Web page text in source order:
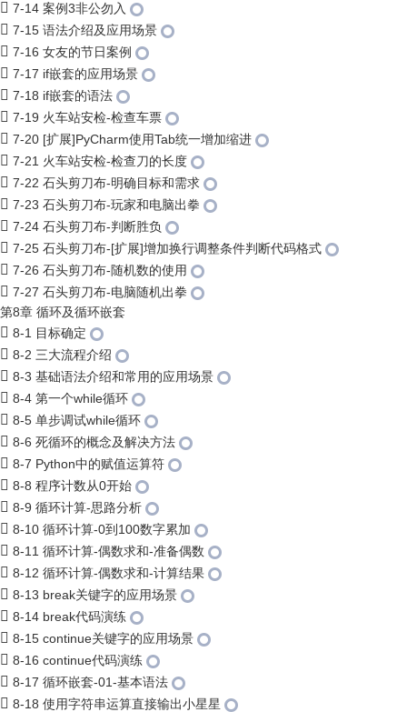
7-14 案例3非公勿入
7-15 语法介绍及应用场景
7-16 女友的节日案例
7-17 if嵌套的应用场景
7-18 if嵌套的语法
7-19 火车站安检-检查车票
7-20 [扩展]PyCharm使用Tab统一增加缩进
7-21 火车站安检-检查刀的长度
7-22 石头剪刀布-明确目标和需求
7-23 石头剪刀布-玩家和电脑出拳
7-24 石头剪刀布-判断胜负
7-25 石头剪刀布-[扩展]增加换行调整条件判断代码格式
7-26 石头剪刀布-随机数的使用
7-27 石头剪刀布-电脑随机出拳
第8章 循环及循环嵌套
8-1 目标确定
8-2 三大流程介绍
8-3 基础语法介绍和常用的应用场景
8-4 第一个while循环
8-5 单步调试while循环
8-6 死循环的概念及解决方法
8-7 Python中的赋值运算符
8-8 程序计数从0开始
8-9 循环计算-思路分析
8-10 循环计算-0到100数字累加
8-11 循环计算-偶数求和-准备偶数
8-12 循环计算-偶数求和-计算结果
8-13 break关键字的应用场景
8-14 break代码演练
8-15 continue关键字的应用场景
8-16 continue代码演练
8-17 循环嵌套-01-基本语法
8-18 使用字符串运算直接输出小星星